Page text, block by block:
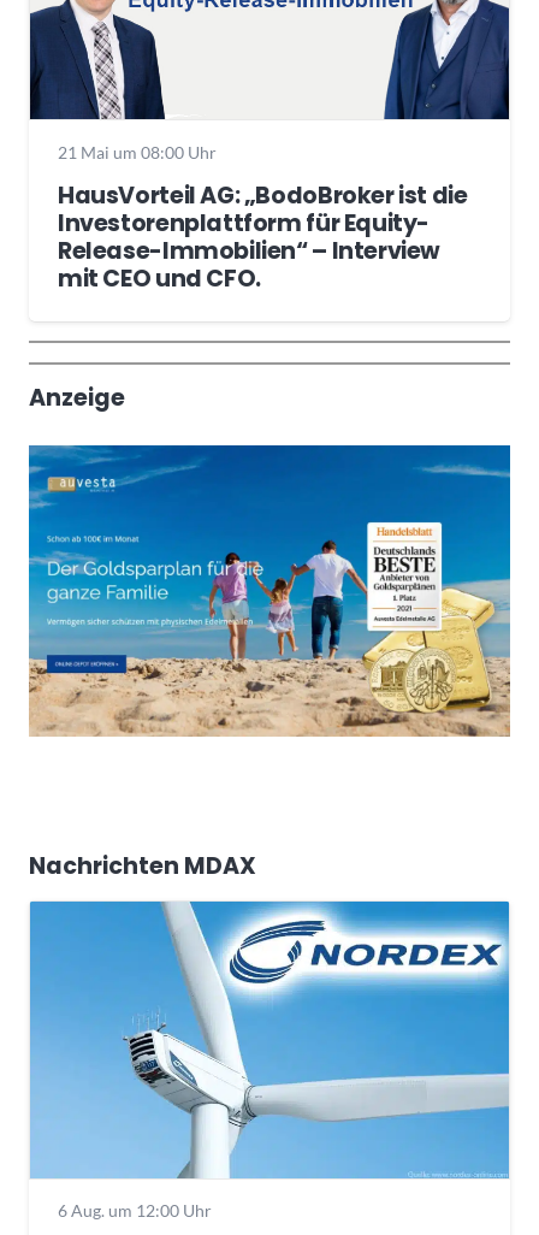
21 Mai um 08:00 Uhr
HausVorteil AG: „BodoBroker ist die
Investorenplattform für Equity-
Release-Immobilien“ – Interview
mit CEO und CFO.
Wochenrückblick
Trendthemen
Anzeige
Nachrichten MDAX
6 Aug. um 12:00 Uhr